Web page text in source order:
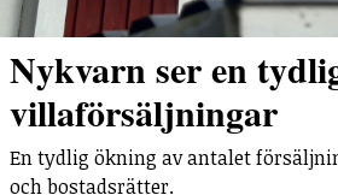
Nykvarn ser en
villaförsäljningar
En tydlig ökning av antalet
och bostadsrätter.